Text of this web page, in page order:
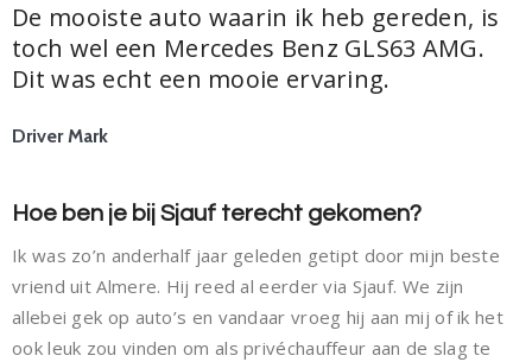
De mooiste auto waarin ik heb gereden, is
toch wel een Mercedes Benz GLS63 AMG.
Dit was echt een mooie ervaring.
Driver Mark
Hoe ben je bij Sjauf terecht gekomen?
Ik was zo’n anderhalf jaar geleden getipt door mijn beste
vriend uit Almere. Hij reed al eerder via Sjauf. We zijn
allebei gek op auto’s en vandaar vroeg hij aan mij of ik het
ook leuk zou vinden om als privéchauffeur aan de slag te